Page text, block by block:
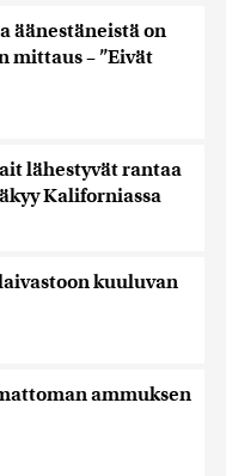
äänestäneistä on
mittaus – ”Eivät
lähestyvät rantaa
Kaliforniassa
kuuluvan
ammuksen